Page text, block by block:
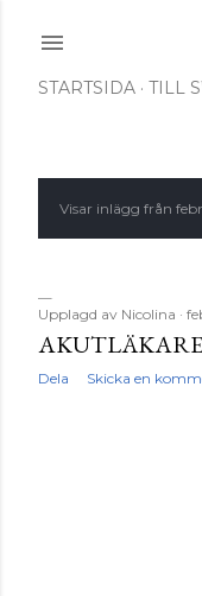
STARTSIDA TILL
I
l
ä
Visar inlägg från
Upplagd av Nicolina
AKUTLÄKARE
Dela Skicka en